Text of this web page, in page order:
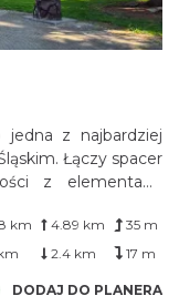
z najbardziej
Łączy spacer
z elementami
km 4.89 km
35 m
2.4 km 17 m
DODAJ DO PLANERA